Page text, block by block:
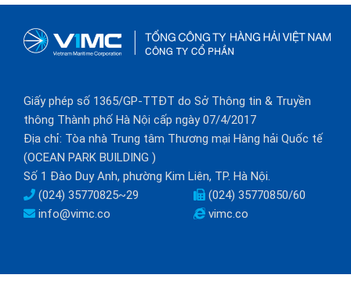
Giấy phép số 1365/GP-TTĐT do Sở Thông tin & Truyền
thông Thành phố Hà Nội cấp ngày 07/4/2017
Địa chỉ: Tòa nhà Trung tâm Thương mại Hàng hải Quốc tế
(OCEAN PARK BUILDING )
Số 1 Đào Duy Anh, phường Kim Liên, TP. Hà Nội.
(024) 35770825~29
(024) 35770850/60
info@vimc.co
vimc.co